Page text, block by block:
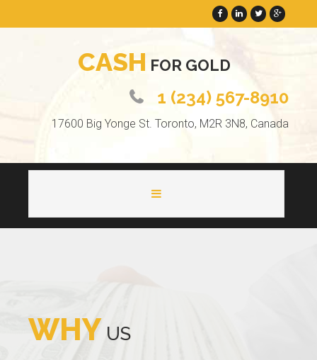
CASH FOR GOLD
1 (234) 567-8910
17600 Big Yonge St. Toronto, M2R 3N8, Canada
GALLERY
WHY US